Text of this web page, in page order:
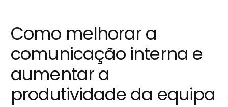
Como melhorar a
comunicação interna e
aumentar a
produtividade da equipa